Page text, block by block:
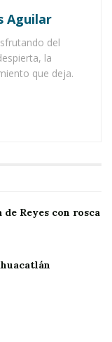
rosca y
estaba
a nivel
que
a través de
Aguilar
del
la
que deja.
Reyes con rosca